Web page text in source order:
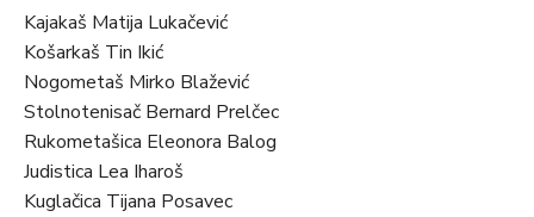
Kajakaš Matija Lukačević
Košarkaš Tin Ikić
Nogometaš Mirko Blažević
Stolnotenisač Bernard Prelčec
Rukometašica Eleonora Balog
Judistica Lea Iharoš
Kuglačica Tijana Posavec